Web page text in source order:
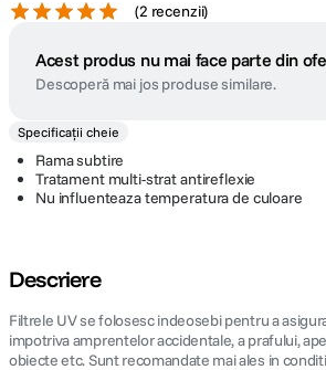
(2 recenzii)
Acest produs nu mai face parte din
Descoperă mai jos produse similare.
Specificații cheie
Rama subtire
Tratament multi-strat antireflexie
Nu influenteaza temperatura de culoare
Descriere
Filtrele UV se folosesc indeosebi pentru a
impotriva amprentelor accidentale, a prafului,
obiecte etc. Sunt recomandate mai ales in